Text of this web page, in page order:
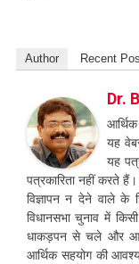
Author Recent
Dr.
यह
यह
पत्रकारिता नहीं करते
विज्ञापन न देने वाले
विधानसभा चुनाव में
धाकड़पन से चले और
आर्थिक सहयोग की